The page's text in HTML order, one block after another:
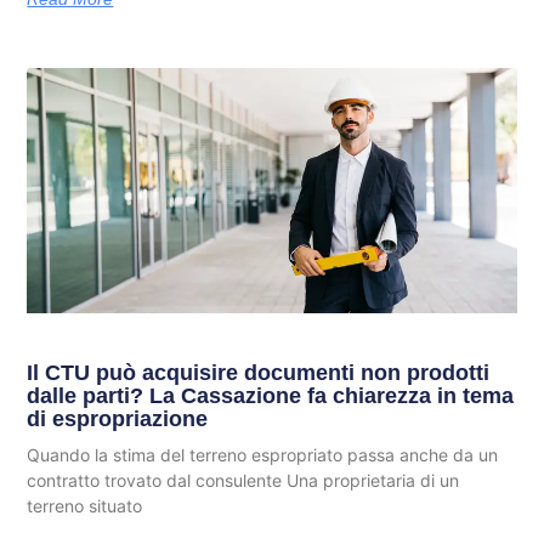
Il CTU può acquisire documenti non prodotti
dalle parti? La Cassazione fa chiarezza in tema
di espropriazione
Quando la stima del terreno espropriato passa anche da un
contratto trovato dal consulente Una proprietaria di un
terreno situato